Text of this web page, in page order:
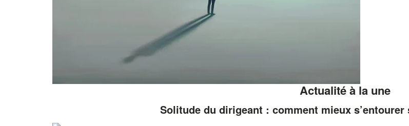
Actualité à la une
Solitude du dirigeant : comment mieux